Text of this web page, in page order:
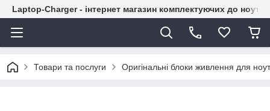
Laptop-Charger - інтернет магазин комплектуючих до
Товари та послуги Оригінальні блоки живлення для